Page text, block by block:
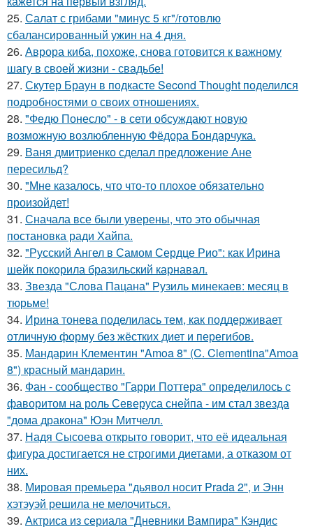
25. Салат с грибами "минус 5 кг"/готовлю
сбалансированный ужин на 4 дня.
26. Аврора киба, похоже, снова готовится к важному
шагу в своей жизни - свадьбе!
27. Скутер Браун в подкасте Second Thought поделился
подробностями о своих отношениях.
28. "Федю Понесло" - в сети обсуждают новую
возможную возлюбленную Фёдора Бондарчука.
29. Ваня дмитриенко сделал предложение Ане
пересильд?
30. "Мне казалось, что что-то плохое обязательно
произойдет!
31. Сначала все были уверены, что это обычная
постановка ради Хайпа.
32. "Русский Ангел в Самом Сердце Рио": как Ирина
шейк покорила бразильский карнавал.
33. Звезда "Слова Пацана" Рузиль минекаев: месяц в
тюрьме!
34. Ирина тонева поделилась тем, как поддерживает
отличную форму без жёстких диет и перегибов.
35. Мандарин Клементин "Amoa 8" (C. Clementina"Amoa
8") красный мандарин.
36. Фан - сообщество "Гарри Поттера" определилось с
фаворитом на роль Северуса снейпа - им стал звезда
"дома дракона" Юэн Митчелл.
37. Надя Сысоева открыто говорит, что её идеальная
фигура достигается не строгими диетами, а отказом от
них.
38. Мировая премьера "дьявол носит Prada 2", и Энн
хэтэуэй решила не мелочиться.
39. Актриса из сериала "Дневники Вампира" Кэндис